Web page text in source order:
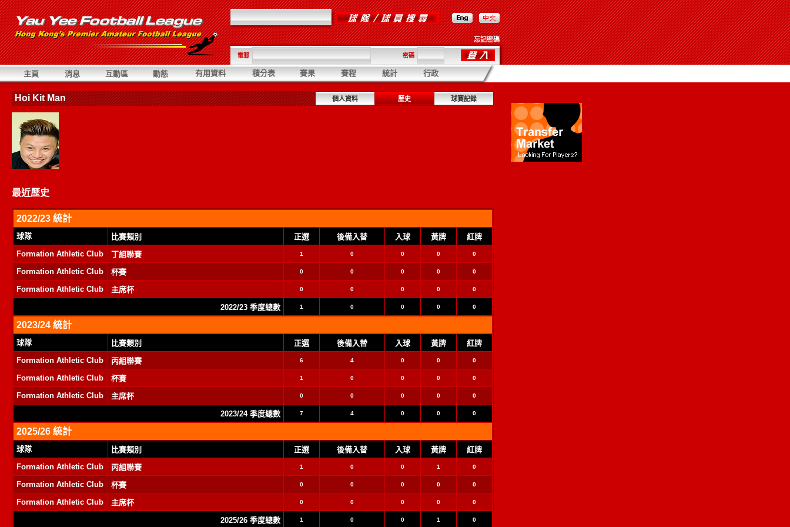
忘記密碼
電郵 密碼
主頁 消息 互動區 動態 有用資料 積分表 賽果 賽程 統計 行政
Hoi Kit Man 個人資料 歷史 球賽記錄
最近歷史
2022/23 統計
球隊 比賽類別 正選 後備入替 入球 黃牌
紅牌
Formation Athletic Club
丁組聯賽 1 0 0 0 0
Formation Athletic Club 杯賽 0 0 0 0 0
Formation Athletic Club 主席杯 0 0 0 0 0
2022/23 季度總數 1 0 0 0 0
2023/24 統計
球隊 比賽類別 正選 後備入替 入球 黃牌
紅牌
Formation Athletic Club
丙組聯賽 6 4 0 0 0
Formation Athletic Club 杯賽 1 0 0 0 0
Formation Athletic Club 主席杯 0 0 0 0 0
2023/24 季度總數 7 4 0 0 0
2025/26 統計
球隊 比賽類別 正選 後備入替 入球 黃牌
紅牌
Formation Athletic Club
丙組聯賽 1 0 0 1 0
Formation Athletic Club 杯賽 0 0 0 0 0
Formation Athletic Club 主席杯 0 0 0 0 0
2025/26 季度總數 1 0 0 1 0